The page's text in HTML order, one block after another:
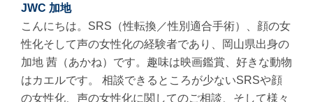
JWC 加地
こんにちは。SRS（性転換／性別適合手術）、顔の女
性化そして声の女性化の経験者であり、岡山県出身の
加地 茜（あかね）です。趣味は映画鑑賞、好きな動物
はカエルです。 相談できるところが少ないSRSや顔
の女性化、声の女性化に関してのご相談、そして様々